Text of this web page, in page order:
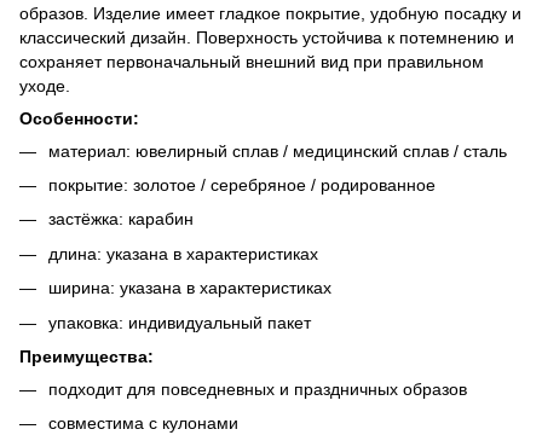
образов. Изделие имеет гладкое покрытие, удобную посадку и
классический дизайн. Поверхность устойчива к потемнению и
сохраняет первоначальный внешний вид при правильном
уходе.
Особенности:
материал: ювелирный сплав / медицинский сплав / сталь
покрытие: золотое / серебряное / родированное
застёжка: карабин
длина: указана в характеристиках
ширина: указана в характеристиках
упаковка: индивидуальный пакет
Преимущества:
подходит для повседневных и праздничных образов
совместима с кулонами